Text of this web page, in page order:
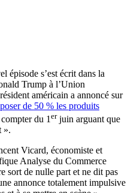
épisode s’est écrit dans la
Trump à l’Union
américain a annoncé sur
de 50 % les produits
du 1 erjuin arguant que
».
Vicard, économiste et
Analyse du Commerce
sort de nulle part et ne dit pas
annonce totalement impulsive